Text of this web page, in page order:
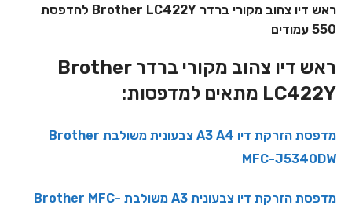
ראש דיו צהוב מקורי ברדר Brother LC422Y להדפסת
550 עמודים
ראש דיו צהוב מקורי ברדר Brother
LC422Y מתאים למדפסות:
מדפסת הזרקת דיו A3 A4 צבעונית משולבת Brother
MFC-J5340DW
מדפסת הזרקת דיו צבעונית A3 משולבת Brother MFC-